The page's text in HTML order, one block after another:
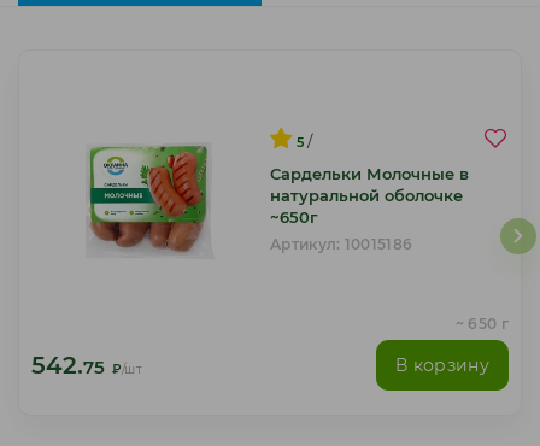
5 /
Сардельки Молочные в
натуральной оболочке
~650г
Артикул: 10015186
~ 650 г
542.75 ₽/шт В корзину